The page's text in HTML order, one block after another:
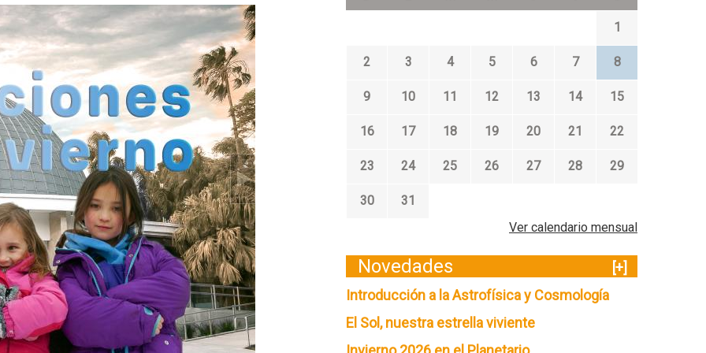
1
2 3 4 5 6 7 8
9 10 11 12 13 14 15
16 17 18 19 20 21 22
23 24 25 26 27 28 29
30
31
Ver calendario mensual
Novedades
[+]
Introducción a la Astrofísica y Cosmología
El Sol, nuestra estrella viviente